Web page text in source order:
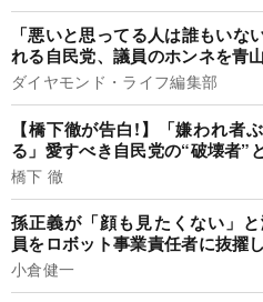
「悪いと思ってる人は誰もいな
れる自民党、議員のホンネを青
ダイヤモンド・ライフ編集部
【橋下徹が告白!】「嫌われ者
る」愛すべき自民党の“破壊者”
橋下 徹
孫正義が「顔も見たくない」
員をロボット事業責任者に抜擢
小倉健一